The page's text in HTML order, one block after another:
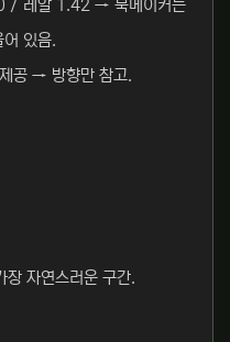
/ 레알 1.42 → 북메이커는
어 있음.
공 → 방향만 참고.
자연스러운 구간.